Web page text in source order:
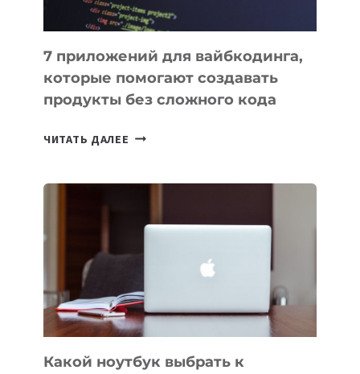
7 приложений для вайбкодинга,
которые помогают создавать
продукты без сложного кода
ЧИТАТЬ ДАЛЕЕ 7
ПОМОГАЮТ
СОЗДАВАТЬ
БЕЗ
СЛОЖНОГО
КОДА
Какой ноутбук выбрать к